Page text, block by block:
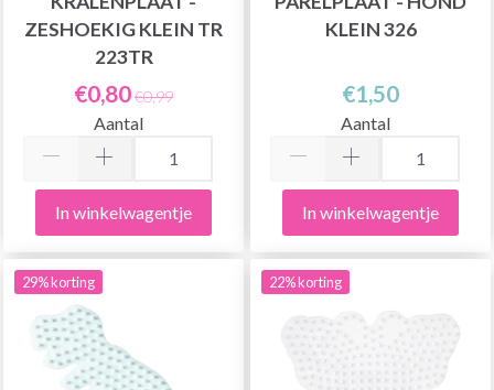
ZESHOEKIG KLEIN TR
223TR
€0,80€0,99
Aantal
In winkelwagentje
KLEIN 326
€1,50
Aantal
In winkelwagentje
29% korting 22% korting